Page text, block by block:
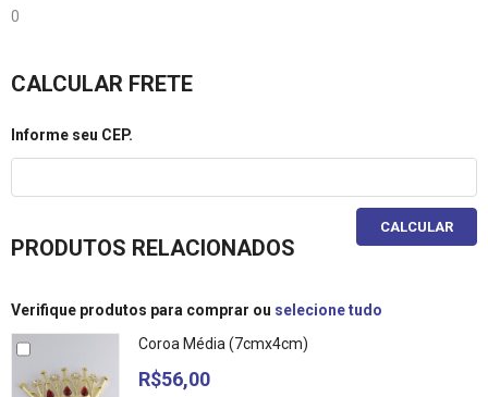
0
CALCULAR FRETE
Informe seu CEP.
CALCULAR
PRODUTOS RELACIONADOS
Verifique produtos para comprar ou selecione tudo
Coroa Média (7cmx4cm)
R$56,00